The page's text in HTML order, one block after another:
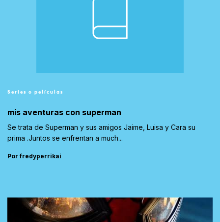
Series o películas
mis aventuras con superman
Se trata de Superman y sus amigos Jaime, Luisa y Cara su
prima .Juntos se enfrentan a much...
Por fredyperrikai